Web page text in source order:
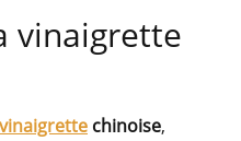
vinaigrette
vinaigrette chinoise,